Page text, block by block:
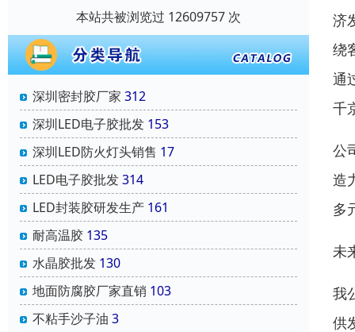
本站共被浏览过 12609757 次
深圳密封胶厂家 312
深圳LED电子胶批发 153
深圳LED防火灯头销售 17
LED电子胶批发314
LED封装胶研发生产 161
耐高温胶 135
水晶胶批发 130
地面防腐胶厂家直销 103
不粘手沙子油 3
济
绕
通
千
公
造
多
未
我
供